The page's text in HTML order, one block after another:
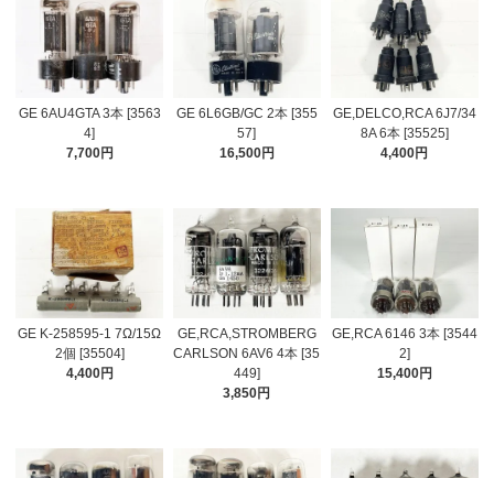
GE 6AU4GTA 3本 [3563
4]
7,700円
GE 6L6GB/GC 2本 [355
57]
16,500円
GE,DELCO,RCA 6J7/34
8A 6本 [35525]
4,400円
GE K-258595-1 7Ω/15Ω
2個 [35504]
4,400円
GE,RCA,STROMBERG
CARLSON 6AV6 4本 [35
449]
3,850円
GE,RCA 6146 3本 [3544
2]
15,400円